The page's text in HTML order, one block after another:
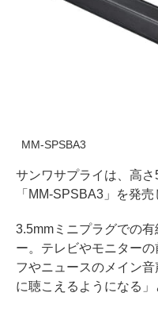
MM-SPSBA3
サンワサプライは、高
「MM-SPSBA3」を発
3.5mmミニプラグでの
ー。テレビやモニター
フやニュースのメイン
に聴こえるようになる」